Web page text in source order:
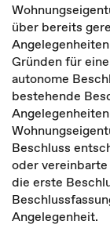
über bereits
Gründen für
autonome
bestehende
Beschluss
oder
die erste
Angelegenheit.